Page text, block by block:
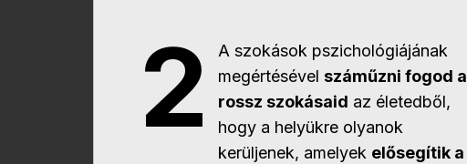
2
A szokások pszichológiájának
megértésével száműzni fogod a
rossz szokásaid az életedből,
hogy a helyükre olyanok
kerüljenek, amelyek elősegítik a